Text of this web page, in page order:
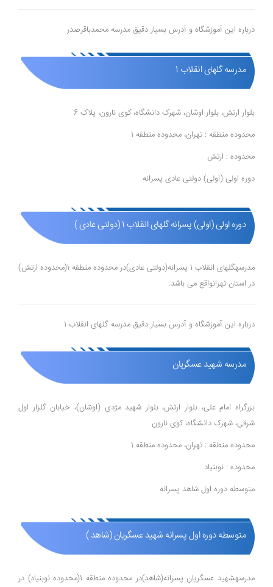
درباره این آموزشگاه و آدرس بسیار دقیق مدرسه محمدباقرصدر
مدرسه گلهای انقلاب 1
بلوار ارتش، بلوار اوشان، شهرک دانشگاه، کوی نارون، پلاک 6
محدوده منطقه : تهران، محدوده منطقه 1
محدوده : ارتش
دوره اولی (اولی) دولتی عادی پسرانه
دوره اولی (اولی) پسرانه گلهای انقلاب 1 (دولتی عادی )
مدرسهگلهای انقلاب 1 پسرانه(دولتی عادی)در محدوده منطقه 1(محدوده ارتش)
در استان تهرانواقع می باشد.
درباره این آموزشگاه و آدرس بسیار دقیق مدرسه گلهای انقلاب 1
مدرسه شهید عسگریان
بزرگراه امام علی، بلوار ارتش، بلوار شهید مژدی (اوشان)، خیابان گلزار اول
شرقی، شهرک دانشگاه، کوی نارون
محدوده منطقه : تهران، محدوده منطقه 1
محدوده : نوبنیاد
متوسطه دوره اول شاهد پسرانه
متوسطه دوره اول پسرانه شهید عسگریان (شاهد )
مدرسهشهید عسگریان پسرانه(شاهد)در محدوده منطقه 1(محدوده نوبنیاد) در